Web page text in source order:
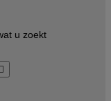
u zoekt
